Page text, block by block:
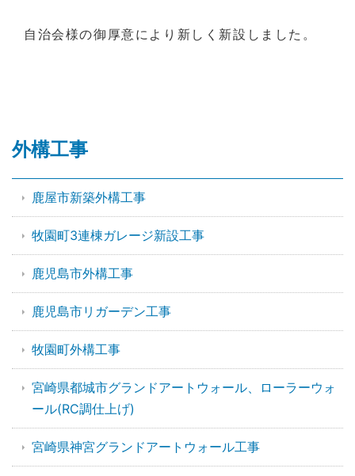
自治会様の御厚意により新しく新設しました。
外構工事
鹿屋市新築外構工事
牧園町3連棟ガレージ新設工事
鹿児島市外構工事
鹿児島市リガーデン工事
牧園町外構工事
宮崎県都城市グランドアートウォール、ローラーウォ
ール(RC調仕上げ)
宮崎県神宮グランドアートウォール工事